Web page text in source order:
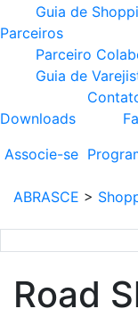
Guia de
Parceiros
Parceiro
Guia de
Downloads
Associe-se
ABRASCE >
Road